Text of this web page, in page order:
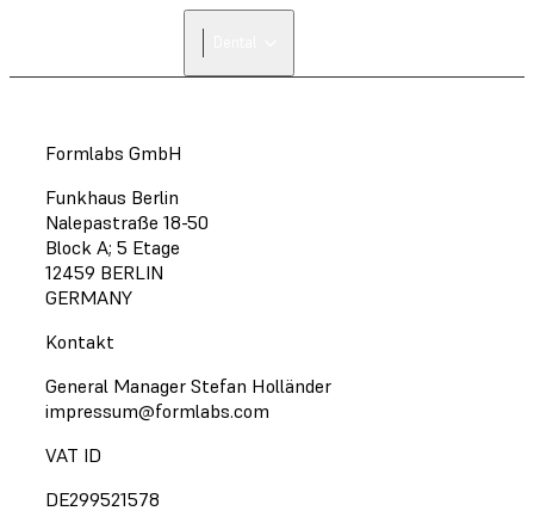
Formlabs GmbH
Funkhaus Berlin
Nalepastraße 18-50
Block A; 5 Etage
12459 BERLIN
GERMANY
Kontakt
General Manager Stefan Holländer
impressum@formlabs.com
VAT ID
DE299521578